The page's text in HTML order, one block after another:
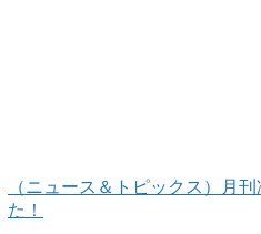
（ニュース＆トピックス）月
た！